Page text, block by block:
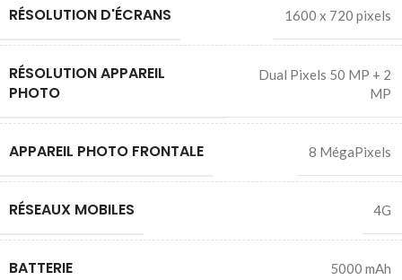
RÉSOLUTION D'ÉCRANS 1600 x 720 pixels
RÉSOLUTION APPAREIL
PHOTO
Dual Pixels 50 MP + 2
MP
APPAREIL PHOTO FRONTALE 8 MégaPixels
RÉSEAUX MOBILES 4G
BATTERIE 5000 mAh